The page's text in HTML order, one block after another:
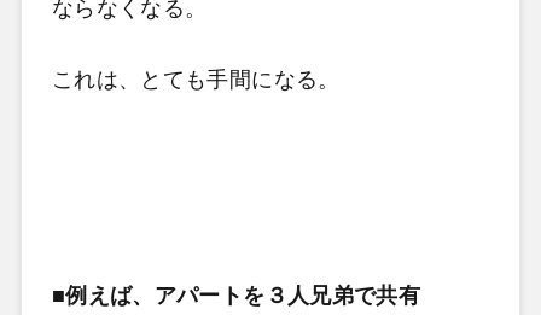
ならなくなる。
これは、とても手間になる。
■例えば、アパートを３人兄弟で共有